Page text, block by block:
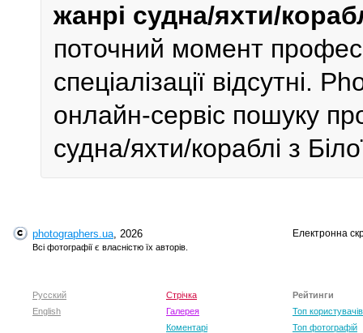
жанрі судна/яхти/
поточний момент
спеціалізації відсутні.
онлайн-сервіс пошуку
судна/яхти/кораблі з
photographers.ua, 2026
Всі фотографії є власністю їх авторів.
Електронна
Русский
English
Стрічка
Галерея
Коментарі
Рейтинги
Топ користувачів
Топ фотографій